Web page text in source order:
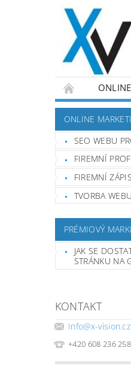
ONLINE
SEO WEBU
FIREMNÍ
FIREMNÍ
TVORBA WEBU
PRÉMIOVÝ
JAK SE
STRÁNKU NA
KONTAKT
Info@x-vision.cz
+420 608 236 258